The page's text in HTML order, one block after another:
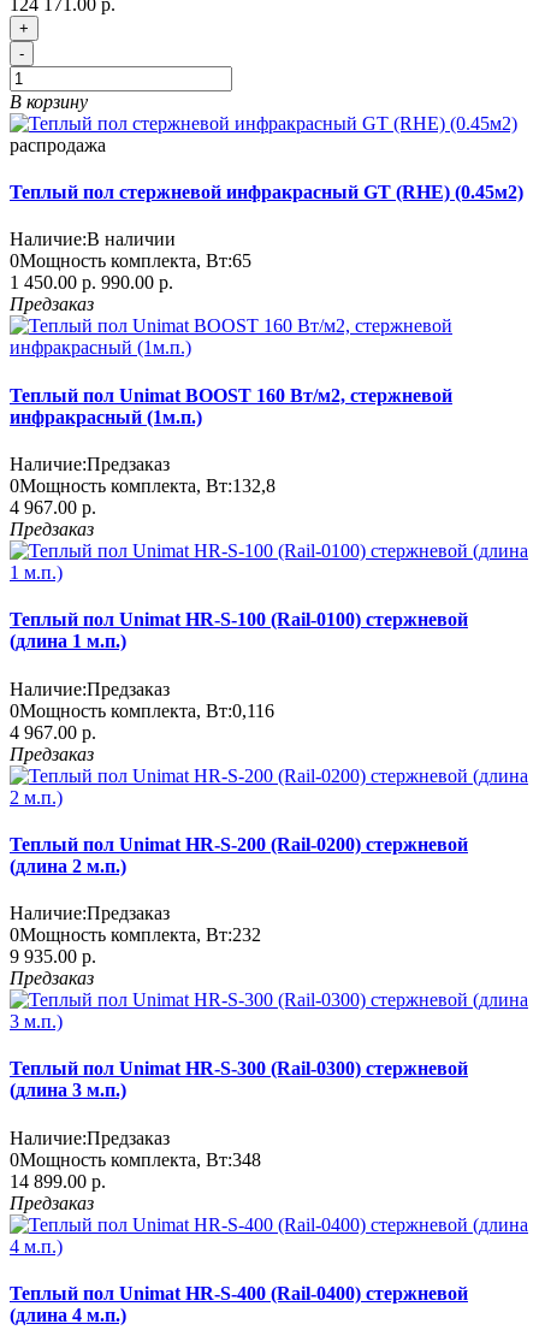
124 171.00 р.
+
-
В корзину
распродажа
Теплый пол стержневой инфракрасный GT (RHE) (0.45м2)
Наличие:В наличии
0Мощность комплекта, Вт:65
1 450.00 р. 990.00 р.
Предзаказ
Теплый пол Unimat BOOST 160 Вт/м2, стержневой
инфракрасный (1м.п.)
Наличие:Предзаказ
0Мощность комплекта, Вт:132,8
4 967.00 р.
Предзаказ
Теплый пол Unimat HR-S-100 (Rail-0100) стержневой
(длина 1 м.п.)
Наличие:Предзаказ
0Мощность комплекта, Вт:0,116
4 967.00 р.
Предзаказ
Теплый пол Unimat HR-S-200 (Rail-0200) стержневой
(длина 2 м.п.)
Наличие:Предзаказ
0Мощность комплекта, Вт:232
9 935.00 р.
Предзаказ
Теплый пол Unimat HR-S-300 (Rail-0300) стержневой
(длина 3 м.п.)
Наличие:Предзаказ
0Мощность комплекта, Вт:348
14 899.00 р.
Предзаказ
Теплый пол Unimat HR-S-400 (Rail-0400) стержневой
(длина 4 м.п.)